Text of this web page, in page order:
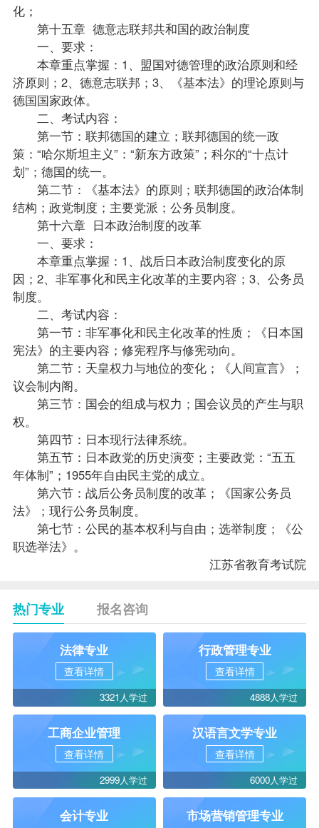
化；
第十五章 德意志联邦共和国的政治制度
一、要求：
本章重点掌握：1、盟国对德管理的政治原则和经
济原则；2、德意志联邦；3、《基本法》的理论原则与
德国国家政体。
二、考试内容：
第一节：联邦德国的建立；联邦德国的统一政
策 ：“哈尔斯坦主义”：“新东方政策”；科尔的“十点计
划”；德国的统一。
第二节：《基本法》的原则；联邦德国的政治体制
结构；政党制度；主要党派；公务员制度。
第十六章 日本政治制度的改革
一、要求：
本章重点掌握：1、战后日本政治制度变化的原
因；2、非军事化和民主化改革的主要内容；3、公务员
制度。
二、考试内容：
第一节：非军事化和民主化改革的性质；《日本国
宪法》的主要内容；修宪程序与修宪动向。
第二节：天皇权力与地位的变化；《人间宣言》；
议会制内阁。
第三节：国会的组成与权力；国会议员的产生与职
权。
第四节：日本现行法律系统。
第五节：日本政党的历史演变；主要政党：“五五
年体制”；1955年自由民主党的成立。
第六节：战后公务员制度的改革；《国家公务员
法》；现行公务员制度。
第七节：公民的基本权利与自由；选举制度；《公
职选举法》。
江苏省教育考试院
热门专业 报名咨询
法律专业
查看详情
3321人学过
行政管理专业
查看详情
4888人学过
工商企业管理
查看详情
2999人学过
汉语言文学专业
查看详情
6000人学过
会计专业 市场营销管理专业